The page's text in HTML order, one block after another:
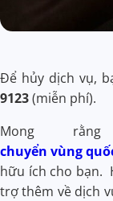
Để hủy dịch vụ,
9123(miễn phí).
Mong
chuyển vùng
hữu ích cho bạn.
trợ thêm về dịch